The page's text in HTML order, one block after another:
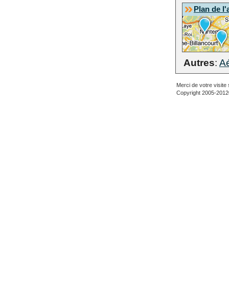
Plan de
Autres:
Merci de votre visite
Copyright 2005-